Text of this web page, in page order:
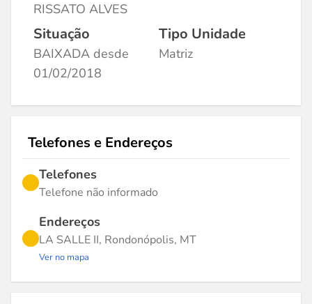
RISSATO ALVES
Situação
BAIXADA desde
01/02/2018
Tipo Unidade
Matriz
Telefones e Endereços
Telefones
Telefone não informado
Endereços
LA SALLE II, Rondonópolis, MT
Ver no mapa